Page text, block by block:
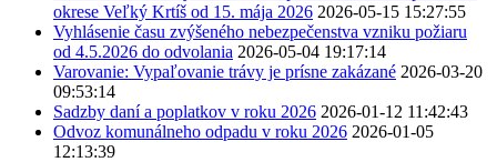
okrese Veľký Krtíš od 15. mája 2026 2026-05-15 15:27:55
Vyhlásenie času zvýšeného nebezpečenstva vzniku požiaru
od 4.5.2026 do odvolania 2026-05-04 19:17:14
Varovanie: Vypaľovanie trávy je prísne zakázané 2026-03-20
09:53:14
Sadzby daní a poplatkov v roku 2026 2026-01-12 11:42:43
Odvoz komunálneho odpadu v roku 2026 2026-01-05
12:13:39